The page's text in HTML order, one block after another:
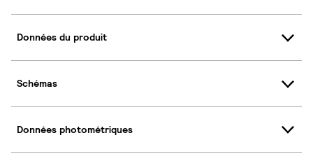
Données du produit
Schémas
Données photométriques